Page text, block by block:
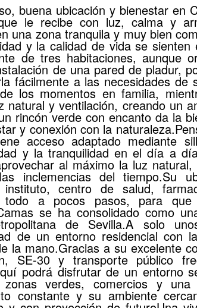
buena ubicación y bienestar en
le recibe con luz, calma y
una zona tranquila y muy bien
y la calidad de vida se
de tres habitaciones, aunque
de una pared de pladur,
fácilmente a las necesidades de
los momentos en familia,
natural y ventilación, creando un
rincón verde con encanto da la
y conexión con la
acceso adaptado mediante
y la tranquilidad en el día a
al máximo la luz
inclemencias del tiempo.Su
instituto, centro de salud,
todo a pocos pasos, para
se ha consolidado como
de Sevilla.A solo
de un entorno residencial con
la mano.Gracias a su excelente
SE-30 y transporte público
podrá disfrutar de un entorno
zonas verdes, comercios y
constante y su ambiente